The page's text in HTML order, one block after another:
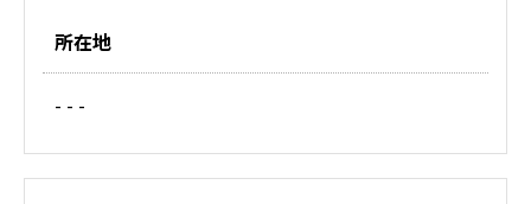
所在地
- - -